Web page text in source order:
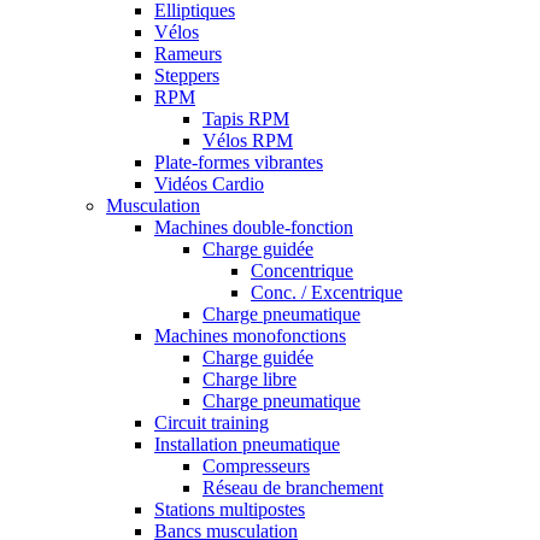
Elliptiques
Vélos
Rameurs
Steppers
RPM
Tapis RPM
Vélos RPM
Plate-formes vibrantes
Vidéos Cardio
Musculation
Machines double-fonction
Charge guidée
Concentrique
Conc. / Excentrique
Charge pneumatique
Machines monofonctions
Charge guidée
Charge libre
Charge pneumatique
Circuit training
Installation pneumatique
Compresseurs
Réseau de branchement
Stations multipostes
Bancs musculation